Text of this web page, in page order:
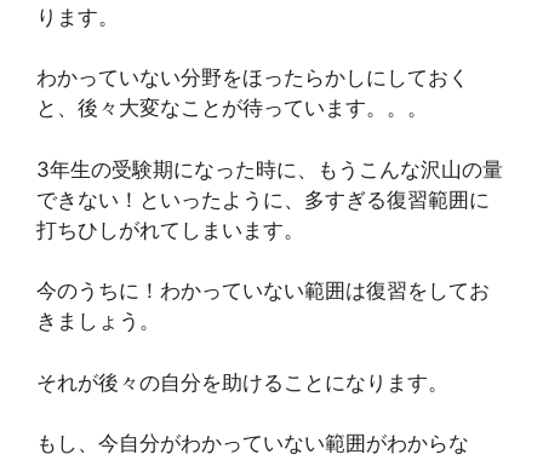
ります。
わかっていない分野をほったらかしにしておく
と、後々大変なことが待っています。。。
3年生の受験期になった時に、もうこんな沢山の量
できない！といったように、多すぎる復習範囲に
打ちひしがれてしまいます。
今のうちに！わかっていない範囲は復習をしてお
きましょう。
それが後々の自分を助けることになります。
もし、今自分がわかっていない範囲がわからな